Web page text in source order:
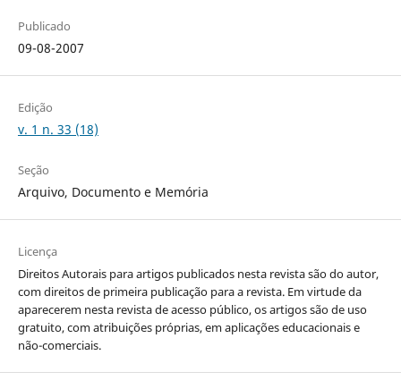
Publicado
09-08-2007
Edição
v. 1 n. 33 (18)
Seção
Arquivo, Documento e Memória
Licença
Direitos Autorais para artigos publicados nesta revista são do autor,
com direitos de primeira publicação para a revista. Em virtude da
aparecerem nesta revista de acesso público, os artigos são de uso
gratuito, com atribuições próprias, em aplicações educacionais e
não-comerciais.